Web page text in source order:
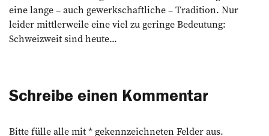
eine lange – auch gewerkschaftliche – Tradition. Nur
leider mittlerweile eine viel zu geringe Bedeutung:
Schweizweit sind heute...
Schreibe einen Kommentar
Bitte fülle alle mit * gekennzeichneten Felder aus.